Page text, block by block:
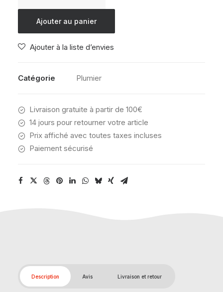
INTENSE
Ajouter au panier
Ajouter à la liste d’envies
Catégorie Plumier
Livraison gratuite à partir de 100€
14 jours pour retourner votre article
Prix affiché avec toutes taxes incluses
Paiement sécurisé
Description Avis Livraison et retour